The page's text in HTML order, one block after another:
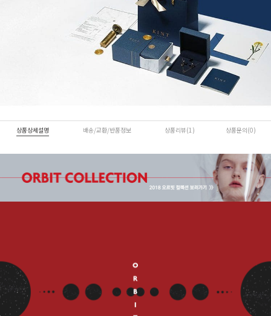
상품상세설명 배송/교환/반품정보 상품리뷰(1) 상품문의(0)